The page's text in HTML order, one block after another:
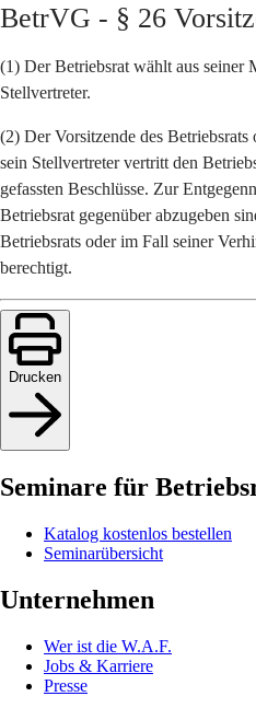
BetrVG - § 26
(1) Der Betriebsrat wählt aus seiner
Stellvertreter.
(2) Der Vorsitzende des
sein Stellvertreter vertritt den
gefassten Beschlüsse. Zur
Betriebsrat gegenüber abzugeben
Betriebsrats oder im Fall seiner
berechtigt.
Drucken
Seminare für
Katalog kostenlos bestellen
Seminarübersicht
Unternehmen
Wer ist die W.A.F.
Jobs & Karriere
Presse